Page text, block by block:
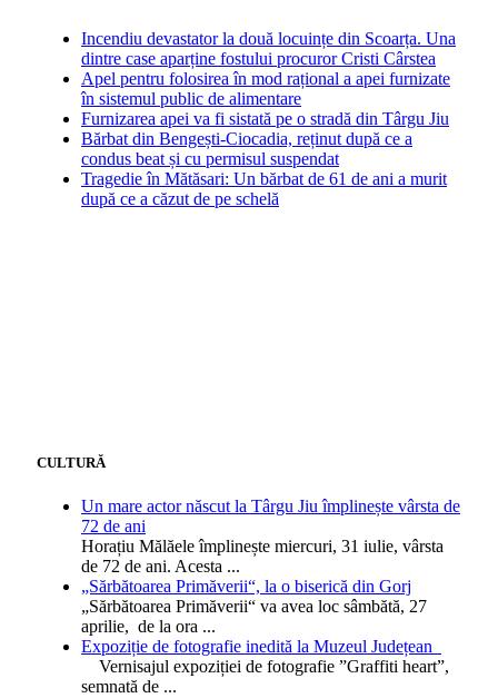
Incendiu devastator la două locuințe din Scoarța. Una
dintre case aparține fostului procuror Cristi Cârstea
Apel pentru folosirea în mod rațional a apei furnizate
în sistemul public de alimentare
Furnizarea apei va fi sistată pe o stradă din Târgu Jiu
Bărbat din Bengești-Ciocadia, reținut după ce a
condus beat și cu permisul suspendat
Tragedie în Mătăsari: Un bărbat de 61 de ani a murit
după ce a căzut de pe schelă
CULTURĂ
Un mare actor născut la Târgu Jiu împlinește vârsta de
72 de ani
Horațiu Mălăele împlinește miercuri, 31 iulie, vârsta
de 72 de ani. Acesta ...
„Sărbătoarea Primăverii“, la o biserică din Gorj
„Sărbătoarea Primăverii“ va avea loc sâmbătă, 27
aprilie, de la ora ...
Expoziție de fotografie inedită la Muzeul Județean
Vernisajul expoziției de fotografie ”Graffiti heart”,
semnată de ...